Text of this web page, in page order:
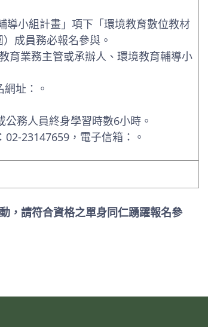
導小組計畫」項下「環境教育數位教材
成員務必報名參與。
育業務主管或承辦人、環境教育輔導小
址：。
務人員終身學習時數6小時。
23147659，電子信箱：。
，請符合資格之單身同仁踴躍報名參